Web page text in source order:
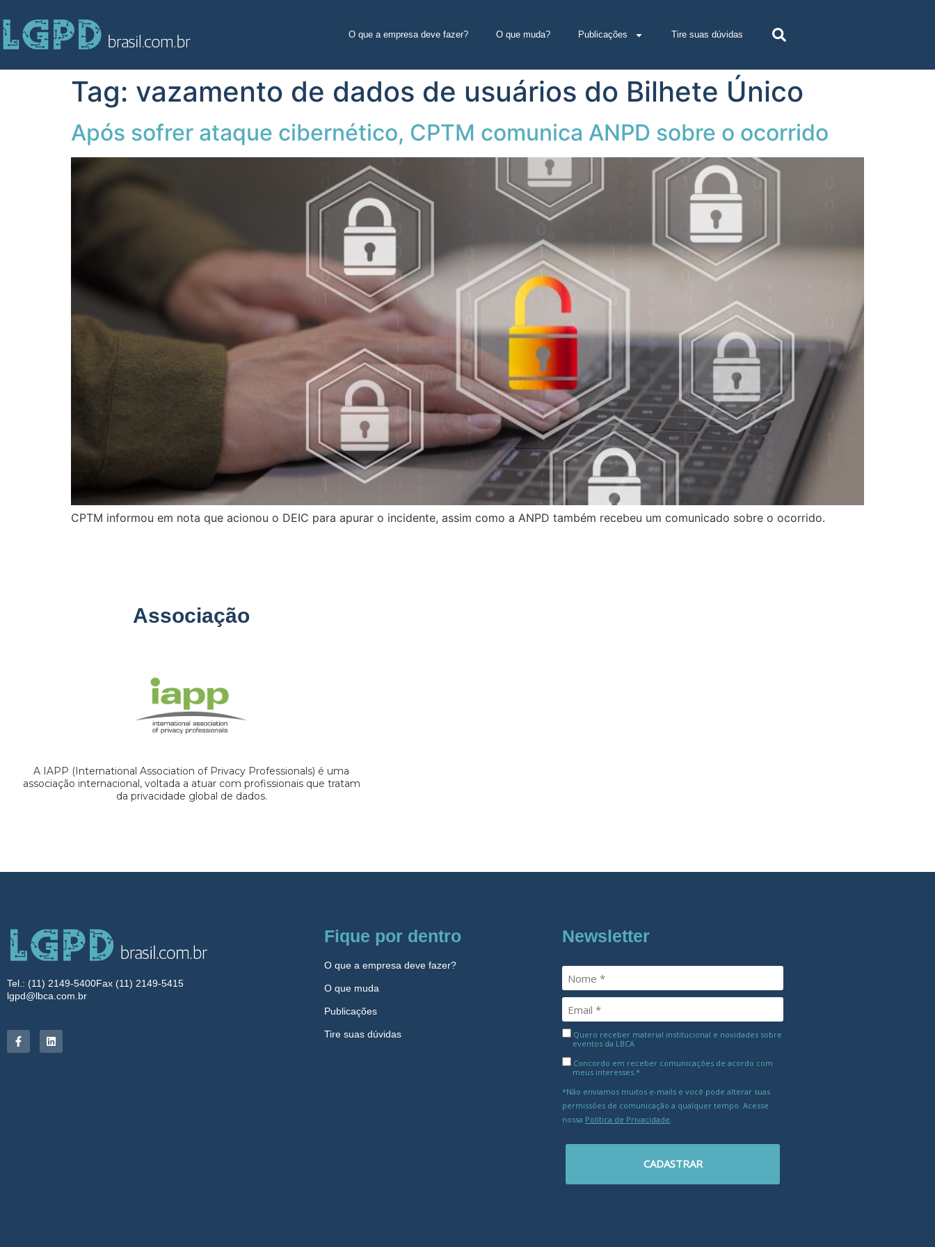
O que a empresa deve fazer? O que muda? Publicações Tire suas dúvidas
Tag: vazamento de dados de usuários do Bilhete Único
Após sofrer ataque cibernético, CPTM comunica ANPD sobre o ocorrido
CPTM informou em nota que acionou o DEIC para apurar o incidente, assim como a ANPD também recebeu um comunicado sobre o ocorrido.
Associação
A IAPP (International Association of Privacy Professionals) é uma
associação internacional, voltada a atuar com profissionais que tratam
da privacidade global de dados.
Tel.: (11) 2149-5400Fax (11) 2149-5415
lgpd@lbca.com.br
Fique por dentro
O que a empresa deve fazer?
O que muda
Publicações
Tire suas dúvidas
Newsletter
Quero receber material institucional e novidades sobre
eventos da LBCA
Concordo em receber comunicações de acordo com
meus interesses.*
*Não enviamos muitos e-mails e você pode alterar suas
permissões de comunicação a qualquer tempo. Acesse
nossa Política de Privacidade
CADASTRAR